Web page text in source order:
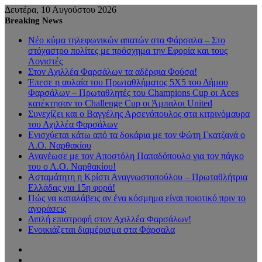
Δευτέρα, 10 Αυγούστου 2026
Breaking News
Νέο κύμα τηλεφωνικών απατών στα Φάρσαλα – Στο
στόχαστρο πολίτες με πρόσχημα την Εφορία και τους
Λογιστές
Στον Αχιλλέα Φαρσάλων τα αδέρφια Φούσα!
Έπεσε η αυλαία του Πρωταθλήματος 5Χ5 του Δήμου
Φαρσάλων – Πρωταθλητές του Champions Cup οι Aces
κατέκτησαν το Challenge Cup οι Άμπαλοι United
Συνεχίζει και ο Βαγγέλης Αρσενόπουλος στα κιτρινόμαυρα
του Αχιλλέα Φαρσάλων
Ενισχύεται κάτω από τα δοκάρια με τον Φώτη Γκατζανά ο
Α.Ο. Ναρθακίου
Ανανέωσε με τον Αποστόλη Παπαδόπουλο για τον πάγκο
του ο Α.Ο. Ναρθακίου!
Ασταμάτητη η Κρίστι Αναγνωστοπούλου – Πρωταθλήτρια
Ελλάδας για 15η φορά!
Πώς να καταλάβεις αν ένα κόσμημα είναι ποιοτικό πριν το
αγοράσεις
Διπλή επιστροφή στον Αχιλλέα Φαρσάλων!
Ενοικιάζεται διαμέρισμα στα Φάρσαλα